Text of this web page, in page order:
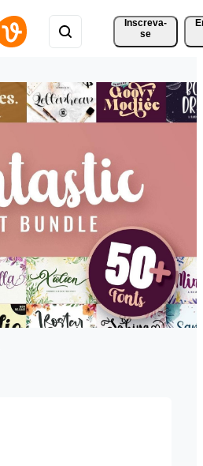
Inscreva-
se